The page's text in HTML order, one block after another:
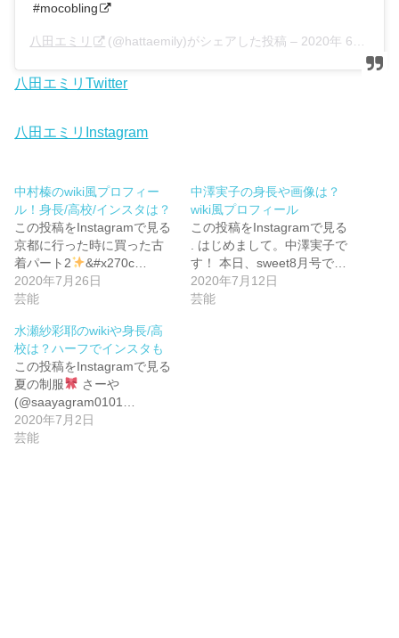
#mocobling
八田エミリ (@hattaemily)がシェアした投稿 – 2020年 6月月8日午前5時40分PDT
八田エミリTwitter
八田エミリInstagram
中村榛のwiki風プロフィー
ル！身長/高校/インスタは？
この投稿をInstagramで見る
京都に行った時に買った古
着パート2
&#x270c…
2020年7月26日
芸能
中澤実子の身長や画像は？
wiki風プロフィール
この投稿をInstagramで見る
. はじめまして。中澤実子で
す！ 本日、sweet8月号で…
2020年7月12日
芸能
水瀬紗彩耶のwikiや身長/高
校は？ハーフでインスタも
この投稿をInstagramで見る
夏の制服
さーや
(@saayagram0101…
2020年7月2日
芸能